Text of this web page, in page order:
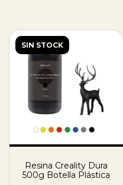
SIN STOCK
Resina Creality Dura
500g Botella Plástica